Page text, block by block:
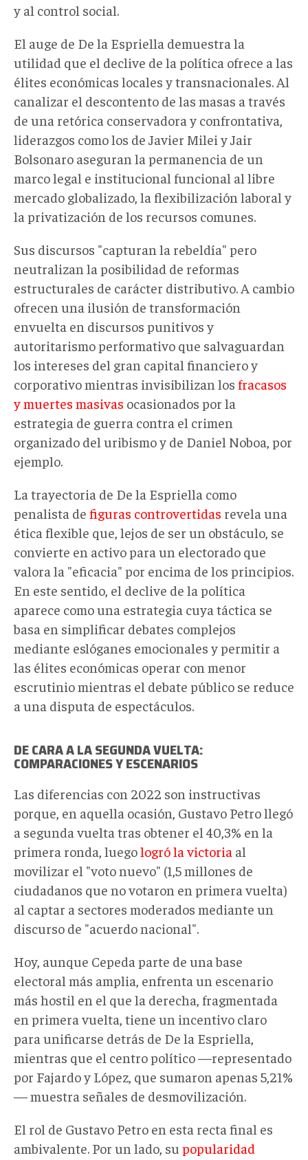
y al control social.
El auge de De la Espriella demuestra la
utilidad que el declive de la política ofrece a las
élites económicas locales y transnacionales. Al
canalizar el descontento de las masas a través
de una retórica conservadora y confrontativa,
liderazgos como los de Javier Milei y Jair
Bolsonaro aseguran la permanencia de un
marco legal e institucional funcional al libre
mercado globalizado, la flexibilización laboral y
la privatización de los recursos comunes.
Sus discursos "capturan la rebeldía" pero
neutralizan la posibilidad de reformas
estructurales de carácter distributivo. A cambio
ofrecen una ilusión de transformación
envuelta en discursos punitivos y
autoritarismo performativo que salvaguardan
los intereses del gran capital financiero y
corporativo mientras invisibilizan los fracasos
y muertes masivas ocasionados por la
estrategia de guerra contra el crimen
organizado del uribismo y de Daniel Noboa, por
ejemplo.
La trayectoria de De la Espriella como
penalista de figuras controvertidas revela una
ética flexible que, lejos de ser un obstáculo, se
convierte en activo para un electorado que
valora la "eficacia" por encima de los principios.
En este sentido, el declive de la política
aparece como una estrategia cuya táctica se
basa en simplificar debates complejos
mediante eslóganes emocionales y permitir a
las élites económicas operar con menor
escrutinio mientras el debate público se reduce
a una disputa de espectáculos.
DE CARA A LA SEGUNDA VUELTA:
COMPARACIONES Y ESCENARIOS
Las diferencias con 2022 son instructivas
porque, en aquella ocasión, Gustavo Petro llegó
a segunda vuelta tras obtener el 40,3% en la
primera ronda, luegologró la victoria al
movilizar el "voto nuevo" (1,5 millones de
ciudadanos que no votaron en primera vuelta)
al captar a sectores moderados mediante un
discurso de "acuerdo nacional".
Hoy, aunque Cepeda parte de una base
electoral más amplia, enfrenta un escenario
más hostil en el que la derecha, fragmentada
en primera vuelta, tiene un incentivo claro
para unificarse detrás de De la Espriella,
mientras que el centro político —representado
por Fajardo y López, que sumaron apenas 5,21%
— muestra señales de desmovilización.
El rol de Gustavo Petro en esta recta final es
ambivalente. Por un lado, su popularidad